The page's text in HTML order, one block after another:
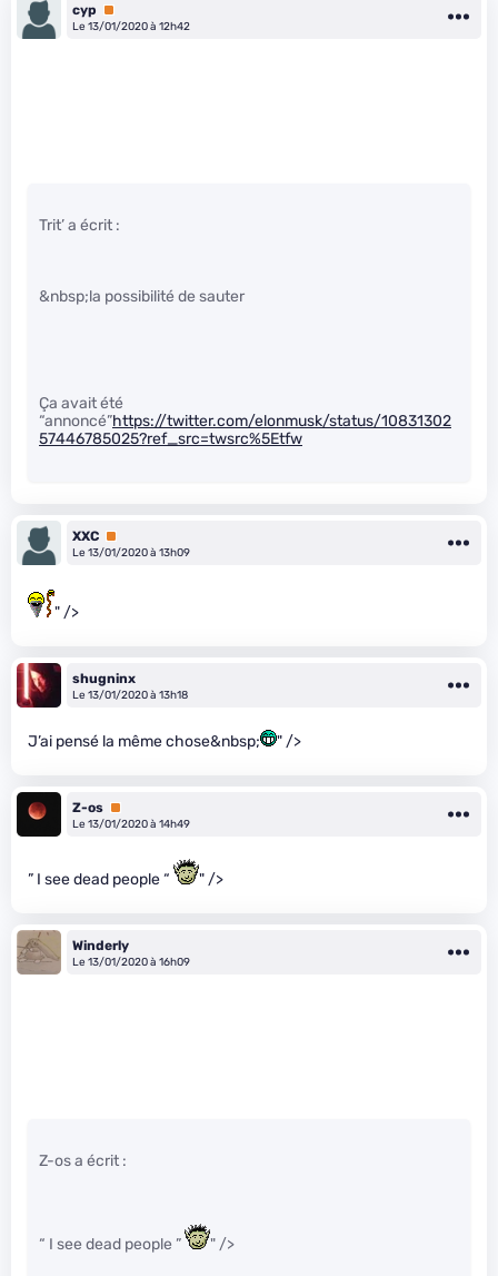
cyp
Premium
Le 13/01/2020 à 12h42
Trit’ a écrit :
&nbsp;la possibilité de sauter
Ça avait été
“annoncé”https://twitter.com/elonmusk/status/10831302
57446785025?ref_src=twsrc%5Etfw
XXC Premium
Le 13/01/2020 à 13h09
" />
shugninx
Le 13/01/2020 à 13h18
J’ai pensé la même chose&nbsp; " />
Z-os Premium
Le 13/01/2020 à 14h49
” I see dead people “ " />
Winderly
Le 13/01/2020 à 16h09
Z-os a écrit :
“ I see dead people ” " />